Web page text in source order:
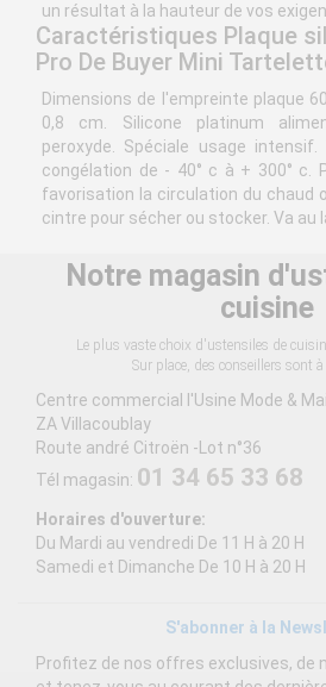
un résultat à la hauteur de vos
Caractéristiques Plaque
Pro De Buyer Mini
Dimensions de l'empreinte plaque
0,8 cm. Silicone platinum
peroxyde. Spéciale usage
congélation de - 40° c à + 300° c.
favorisation la circulation du chaud
cintre pour sécher ou stocker. Va au
Notre magasin
cuisine
Le plus vaste choix d'ustensiles de
Sur place, des conseillers sont à
Centre commercial l'Usine Mode &
ZA Villacoublay
Route andré Citroën -Lot n°36
Tél magasin: 01 34 65 33 68
Horaires d'ouverture:
Du Mardi au vendredi De 11 H à 20 H
Samedi et Dimanche De 10 H à 20 H
S'abonner à la
Profitez de nos offres exclusives, de